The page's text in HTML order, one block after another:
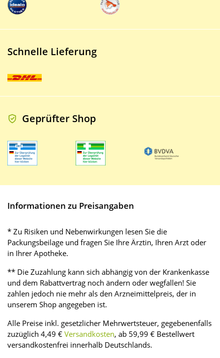
Schnelle Lieferung
Geprüfter Shop
Informationen zu Preisangaben
* Zu Risiken und Nebenwirkungen lesen Sie die
Packungsbeilage und fragen Sie Ihre Ärztin, Ihren Arzt oder
in Ihrer Apotheke.
** Die Zuzahlung kann sich abhängig von der Krankenkasse
und dem Rabattvertrag noch ändern oder wegfallen! Sie
zahlen jedoch nie mehr als den Arzneimittelpreis, der in
unserem Shop angegeben ist.
Alle Preise inkl. gesetzlicher Mehrwertsteuer, gegebenenfalls
zuzüglich 4,49 € Versandkosten, ab 59,99 € Bestellwert
versandkostenfrei innerhalb Deutschlands.